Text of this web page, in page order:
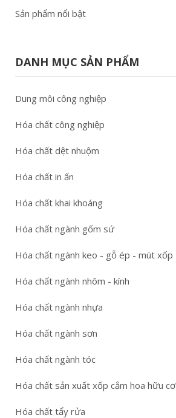
Sản phẩm nổi bật
DANH MỤC SẢN PHẨM
Dung môi công nghiệp
Hóa chất công nghiệp
Hóa chất dệt nhuộm
Hóa chất in ấn
Hóa chất khai khoáng
Hóa chất ngành gốm sứ
Hóa chất ngành keo - gỗ ép - mút xốp
Hóa chất ngành nhôm - kính
Hóa chất ngành nhựa
Hóa chất ngành sơn
Hóa chất ngành tóc
Hóa chất sản xuất xốp cắm hoa hữu cơ
Hóa chất tẩy rửa